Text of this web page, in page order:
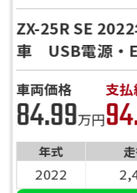
ZX-25R SE
車 USB電源・
レス
車両価格
84.99万円
支
年式
2022